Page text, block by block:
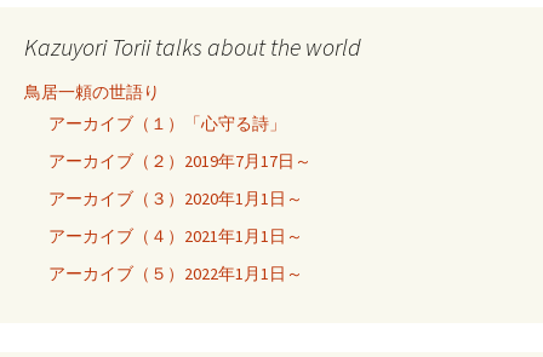
Kazuyori Torii talks about the world
鳥居一頼の世語り
アーカイブ（１）「心守る詩」
アーカイブ（２）2019年7月17日～
アーカイブ（３）2020年1月1日～
アーカイブ（４）2021年1月1日～
アーカイブ（５）2022年1月1日～